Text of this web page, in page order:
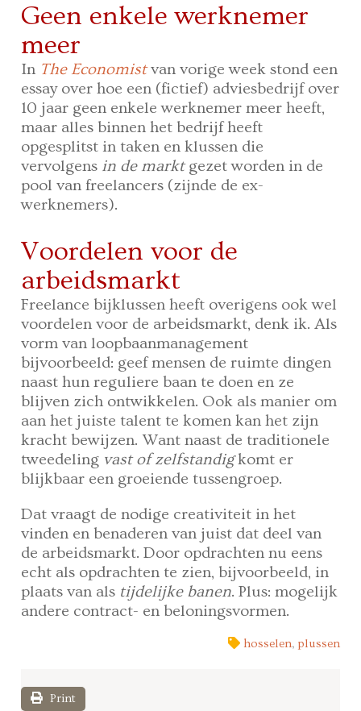
Geen enkele werknemer
meer
In The Economistvan vorige week stond een
essay over hoe een (fictief) adviesbedrijf over
10 jaar geen enkele werknemer meer heeft,
maar alles binnen het bedrijf heeft
opgesplitst in taken en klussen die
vervolgens in de marktgezet worden in de
pool van freelancers (zijnde de ex-
werknemers).
Voordelen voor de
arbeidsmarkt
Freelance bijklussen heeft overigens ook wel
voordelen voor de arbeidsmarkt, denk ik. Als
vorm van loopbaanmanagement
bijvoorbeeld: geef mensen de ruimte dingen
naast hun reguliere baan te doen en ze
blijven zich ontwikkelen. Ook als manier om
aan het juiste talent te komen kan het zijn
kracht bewijzen. Want naast de traditionele
tweedeling vast of zelfstandigkomt er
blijkbaar een groeiende tussengroep.
Dat vraagt de nodige creativiteit in het
vinden en benaderen van juist dat deel van
de arbeidsmarkt. Door opdrachten nu eens
echt als opdrachten te zien, bijvoorbeeld, in
plaats van als tijdelijke banen. Plus: mogelijk
andere contract- en beloningsvormen.
hosselen, plussen
Print